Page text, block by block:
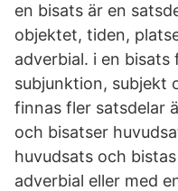
en bisats är en
objektet, tiden,
adverbial. i en
subjunktion, subjekt
finnas fler satsdelar
och bisatser
huvudsats och
adverbial eller med